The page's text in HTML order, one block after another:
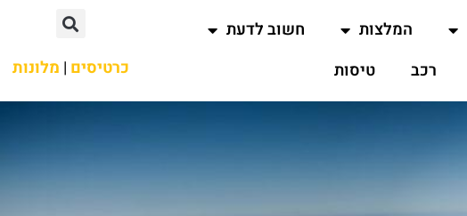
המלצות
חשוב לדעת
רכב טיסות כרטיסים | מלונות